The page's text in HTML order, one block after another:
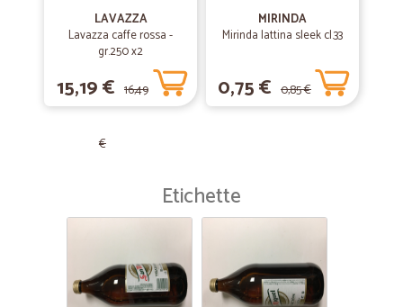
LAVAZZA
Lavazza caffe rossa -
gr.250 x2
15,19 € 16,49
€
MIRINDA
Mirinda lattina sleek cl.33
0,75 € 0,85 €
Etichette